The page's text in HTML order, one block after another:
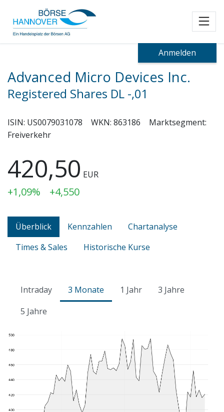
Anmelden
Advanced Micro Devices Inc.
Registered Shares DL -,01
ISIN: US0079031078 WKN: 863186
Marktsegment:
Freiverkehr
420,50 EUR
+1,09% +4,550
Überblick Kennzahlen
Chartanalyse
Times & Sales
Historische Kurse
Intraday 3 Monate 1 Jahr
3 Jahre
5 Jahre